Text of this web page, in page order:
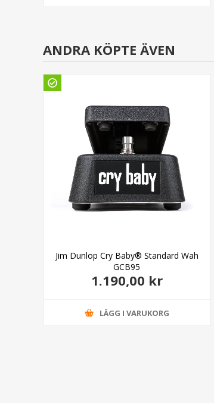
ANDRA KÖPTE ÄVEN
Jim Dunlop Cry Baby® Standard Wah
GCB95
1.190,00 kr
LÄGG I VARUKORG